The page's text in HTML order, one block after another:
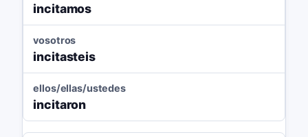
incitamos
vosotros
incitasteis
ellos/ellas/ustedes
incitaron